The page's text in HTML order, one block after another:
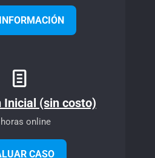
Inicial (sin costo)
online
CASO